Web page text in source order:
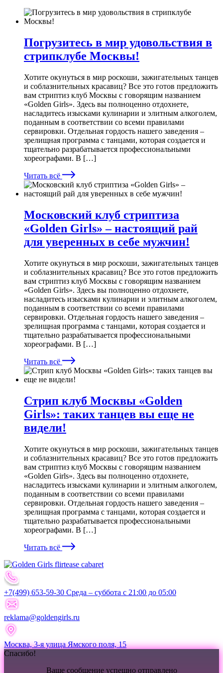
Погрузитесь в мир удовольствия в
стрипклубе Москвы!
Хотите окунуться в мир роскоши, зажигательных танцев
и соблазнительных красавиц? Все это готов предложить
вам стриптиз клуб Москвы с говорящим названием
«Golden Girls». Здесь вы полноценно отдохнете,
насладитесь изысками кулинарии и элитным алкоголем,
поданным в соответствии со всеми правилами
сервировки. Отдельная гордость нашего заведения –
зрелищная программа с танцами, которая создается и
тщательно разрабатывается профессиональными
хореографами. В […]
Читать всё
Московский клуб стриптиза
«Golden Girls» – настоящий рай
для уверенных в себе мужчин!
Хотите окунуться в мир роскоши, зажигательных танцев
и соблазнительных красавиц? Все это готов предложить
вам стриптиз клуб Москвы с говорящим названием
«Golden Girls». Здесь вы полноценно отдохнете,
насладитесь изысками кулинарии и элитным алкоголем,
поданным в соответствии со всеми правилами
сервировки. Отдельная гордость нашего заведения –
зрелищная программа с танцами, которая создается и
тщательно разрабатывается профессиональными
хореографами. В […]
Читать всё
Стрип клуб Москвы «Golden
Girls»: таких танцев вы еще не
видели!
Хотите окунуться в мир роскоши, зажигательных танцев
и соблазнительных красавиц? Все это готов предложить
вам стриптиз клуб Москвы с говорящим названием
«Golden Girls». Здесь вы полноценно отдохнете,
насладитесь изысками кулинарии и элитным алкоголем,
поданным в соответствии со всеми правилами
сервировки. Отдельная гордость нашего заведения –
зрелищная программа с танцами, которая создается и
тщательно разрабатывается профессиональными
хореографами. В […]
Читать всё
+7(499) 653-59-30 Среда – суббота с 21:00 до 05:00
reklama@goldengirls.ru
Москва, 3-я улица Ямского поля, 15
Спасибо!
Ваше сообщение успешно отправлено